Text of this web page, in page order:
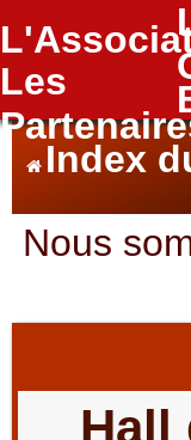
LesFAQ
Index
Nous
Hall